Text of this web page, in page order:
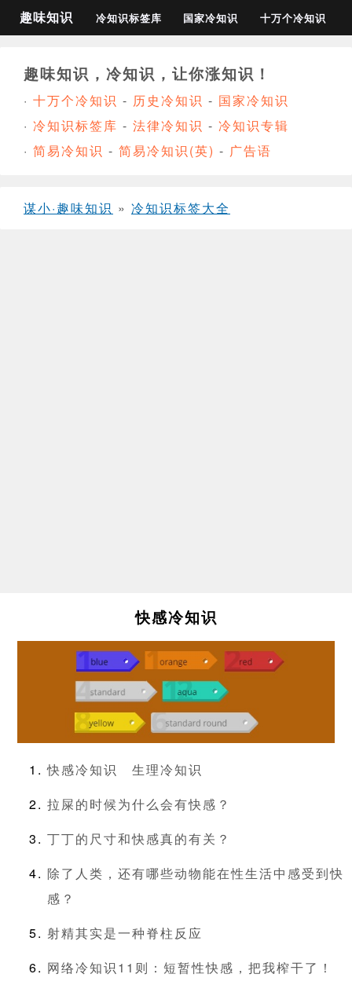
趣味知识 冷知识标签库 国家冷知识 十万个冷知识
趣味知识，冷知识，让你涨知识！
· 十万个冷知识 - 历史冷知识 - 国家冷知识
· 冷知识标签库 - 法律冷知识 - 冷知识专辑
· 简易冷知识 - 简易冷知识(英) - 广告语
谋小·趣味知识 » 冷知识标签大全
快感冷知识
快感冷知识
生理冷知识
拉屎的时候为什么会有快感？
丁丁的尺寸和快感真的有关？
除了人类，还有哪些动物能在性生活中感受到快
感？
射精其实是一种脊柱反应
网络冷知识11则：短暂性快感，把我榨干了！